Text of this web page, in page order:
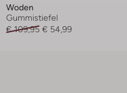
Woden
Gummistiefel
€ 109,95 € 54,99